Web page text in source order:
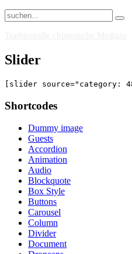
Slider
[slider source="category:
Shortcodes
Dummy image
Guests
Accordion
Animation
Audio
Blockquote
Box Style
Buttons
Carousel
Column
Divider
Document